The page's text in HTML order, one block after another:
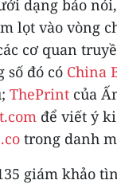
dạng báo
lọt vào vòng
cơ quan
số đó có China
ThePrint của
để viết ý
trong danh
giám khảo